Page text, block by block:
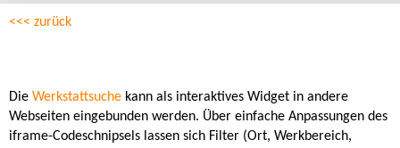
<<< zurück
Die Werkstattsuche kann als interaktives Widget in andere
Webseiten eingebunden werden. Über einfache Anpassungen des
iframe-Codeschnipsels lassen sich Filter (Ort, Werkbereich,